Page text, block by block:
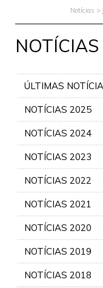
Notícias >
NOTÍCIAS
ÚLTIMAS
NOTÍCIAS 2025
NOTÍCIAS 2024
NOTÍCIAS 2023
NOTÍCIAS 2022
NOTÍCIAS 2021
NOTÍCIAS 2020
NOTÍCIAS 2019
NOTÍCIAS 2018